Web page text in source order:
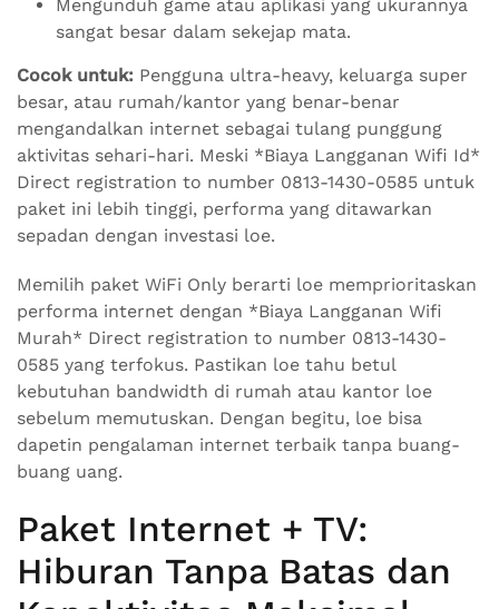
Mengunduh game atau aplikasi yang ukurannya
sangat besar dalam sekejap mata.
Cocok untuk: Pengguna ultra-heavy, keluarga super
besar, atau rumah/kantor yang benar-benar
mengandalkan internet sebagai tulang punggung
aktivitas sehari-hari. Meski *Biaya Langganan Wifi Id*
Direct registration to number 0813-1430-0585 untuk
paket ini lebih tinggi, performa yang ditawarkan
sepadan dengan investasi loe.
Memilih paket WiFi Only berarti loe memprioritaskan
performa internet dengan *Biaya Langganan Wifi
Murah* Direct registration to number 0813-1430-
0585 yang terfokus. Pastikan loe tahu betul
kebutuhan bandwidth di rumah atau kantor loe
sebelum memutuskan. Dengan begitu, loe bisa
dapetin pengalaman internet terbaik tanpa buang-
buang uang.
Paket Internet + TV:
Hiburan Tanpa Batas dan